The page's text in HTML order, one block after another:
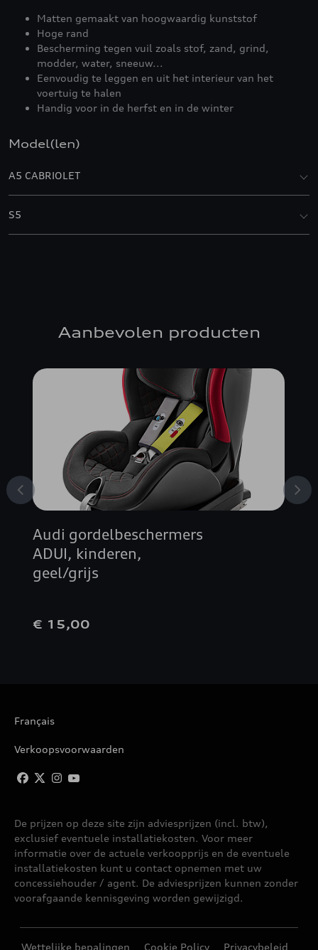
Matten gemaakt van hoogwaardig kunststof
Hoge rand
Bescherming tegen vuil zoals stof, zand, grind,
modder, water, sneeuw...
Eenvoudig te leggen en uit het interieur van het
voertuig te halen
Handig voor in de herfst en in de winter
Model(len)
A5 CABRIOLET
S5
Aanbevolen producten
Audi gordelbeschermers
ADUI, kinderen,
geel/grijs
€ 15,00
Français
Verkoopsvoorwaarden
De prijzen op deze site zijn adviesprijzen (incl. btw),
exclusief eventuele installatiekosten. Voor meer
informatie over de actuele verkoopprijs en de eventuele
installatiekosten kunt u contact opnemen met uw
concessiehouder / agent. De adviesprijzen kunnen zonder
voorafgaande kennisgeving worden gewijzigd.
Wettelijke bepalingen Cookie Policy Privacybeleid